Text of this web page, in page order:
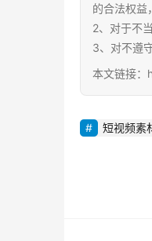
的合法权益
2、对于不
3、对不遵
本文链接
短视频素